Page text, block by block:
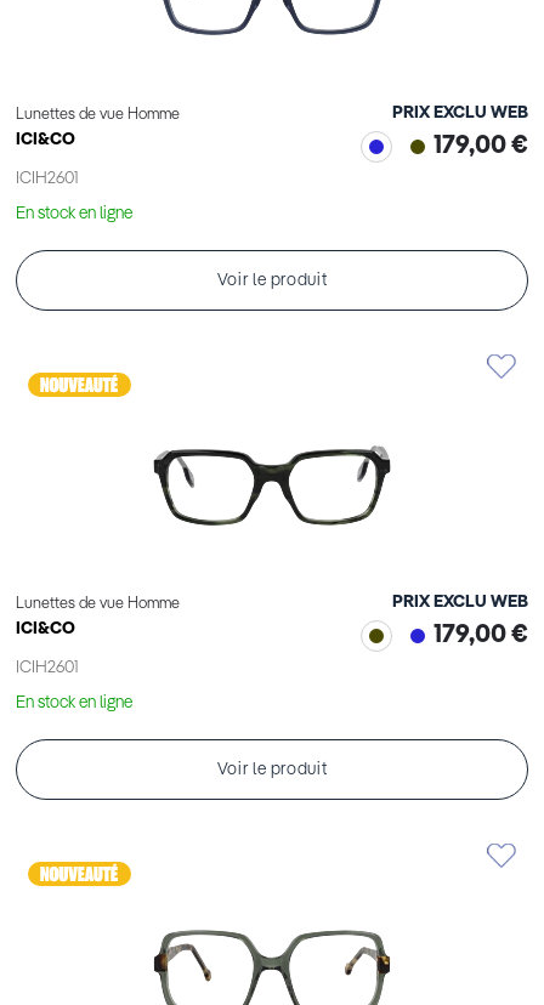
Lunettes de vue Homme
ICI&CO
ICIH2601
PRIX EXCLU WEB
179,00 €
En stock en ligne
Voir le produit
Lunettes de vue Homme
ICI&CO
ICIH2601
PRIX EXCLU WEB
179,00 €
En stock en ligne
Voir le produit